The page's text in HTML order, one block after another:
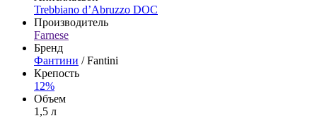
Trebbiano d’Abruzzo DOC
Производитель
Farnese
Бренд
Фантини / Fantini
Крепость
12%
Объем
1,5 л